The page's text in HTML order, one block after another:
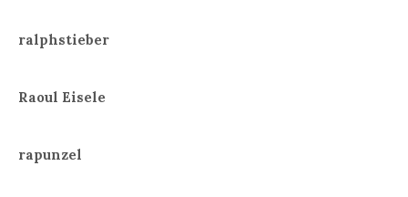
ralphstieber
Raoul Eisele
rapunzel